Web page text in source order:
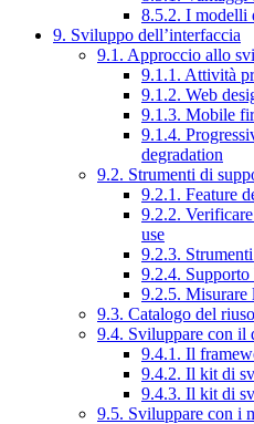
8.5.2. I modelli
9. Sviluppo dell’interfaccia
9.1. Approccio allo
9.1.1. Attività
9.1.2. Web
9.1.3. Mobile
9.1.4.
degradation
9.2. Strumenti di
9.2.1. Feature
9.2.2.
use
9.2.3.
9.2.4. Supporto
9.2.5. Misurare
9.3. Catalogo del riuso
9.4. Sviluppare con il
9.4.1. Il
9.4.2. Il kit di
9.4.3. Il kit di
9.5. Sviluppare con i